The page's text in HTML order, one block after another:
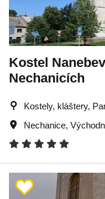
Kostel
Nechanicích
Kostely, kláštery,
Nechanice,